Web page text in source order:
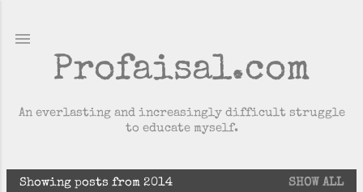
Profaisal.com
An everlasting and increasingly difficult struggle
to educate myself.
Showing posts from 2014 SHOW ALL